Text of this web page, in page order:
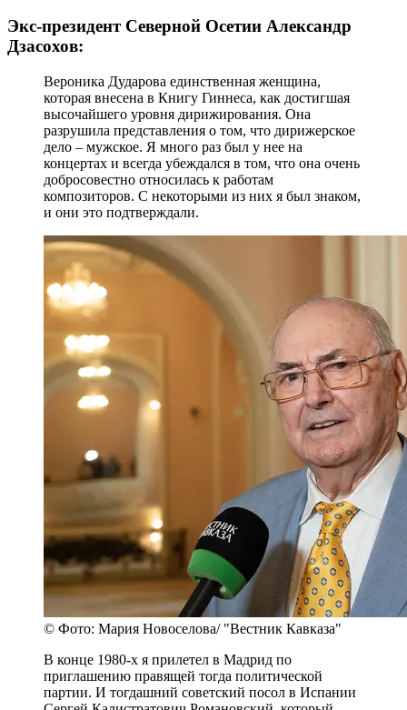
Экс-президент Северной Осетии Александр
Дзасохов:
Вероника Дударова единственная женщина,
которая внесена в Книгу Гиннеса, как достигшая
высочайшего уровня дирижирования. Она
разрушила представления о том, что дирижерское
дело – мужское. Я много раз был у нее на
концертах и всегда убеждался в том, что она очень
добросовестно относилась к работам
композиторов. С некоторыми из них я был знаком,
и они это подтверждали.
© Фото: Мария Новоселова/ "Вестник Кавказа"
В конце 1980-х я прилетел в Мадрид по
приглашению правящей тогда политической
партии. И тогдашний советский посол в Испании